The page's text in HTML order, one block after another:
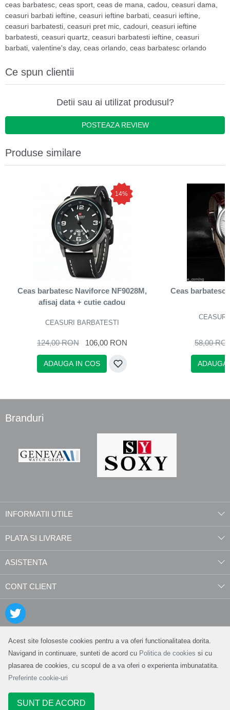
Acest site foloseste cookies pentru a va oferi functionalitatea dorita.
Navigand in continuare, sunteti de acord cu Politica de cookies si cu
plasarea de cookies, cu scopul de a va oferi o experienta imbunatatita.
Preferinte cookie-uri
SUNT DE ACORD
ceas barbatesc ceas sport ceas de mana cadou ceasuri dama
ceasuri barbati ieftine ceasuri ieftine barbati ceasuri ieftine
ceasuri barbatesti ceasuri pret mic cadouri ceasuri ieftine
barbatesti ceasuri quartz ceasuri barbatesti ieftine ceasuri
barbati valentine's day, ceas orlando ceas barbatesc orlando
Ce spun clientii
Detii sau ai utilizat produsul?
POSTEAZA REVIEW
Produse similare
14%
Ceas barbatesc Naviforce NF9028M,
afisaj data + cutie cadou
CEASURI BARBATESTI
124,00 RON 106,00 RON
ADAUGA IN COS
Ceas barbatesc
58,00
ADAUGA
Branduri
INFORMATII UTILE
PLATA SI LIVRARE
ASISTENTA
CONT CLIENT